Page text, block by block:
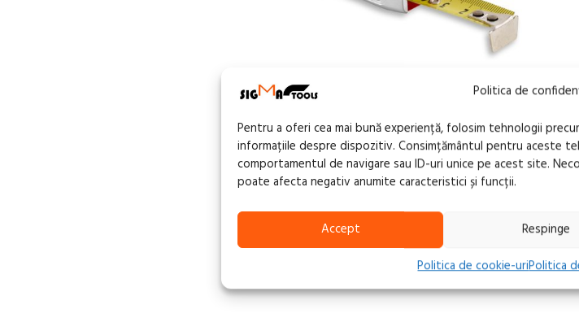
Politica de
Pentru a oferi cea mai bună experiență, folosim tehnologii
informațiile despre dispozitiv. Consimțământul pentru aceste
comportamentul de navigare sau ID-uri unice pe acest site.
poate afecta negativ anumite caracteristici și funcții.
Accept Respinge
Politica de cookie-uriPolitica
FĂRĂ
STOC
Ruleta SOLA TRI-MATIC TM 3, 3m, clasa de
precizie I
68,97 leiTVA inclus
FĂRĂ
STOC
5m
81,07